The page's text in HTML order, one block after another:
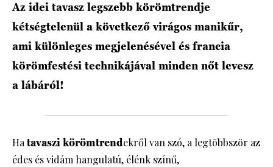
Az idei tavasz legszebb körömtrendje
kétségtelenül a következő virágos manikűr,
ami különleges megjelenésével és francia
körömfestési technikájával minden nőt levesz
a lábáról!
Hatavaszi körömtrendekről van szó, a legtöbbször az
édes és vidám hangulatú, élénk színű,